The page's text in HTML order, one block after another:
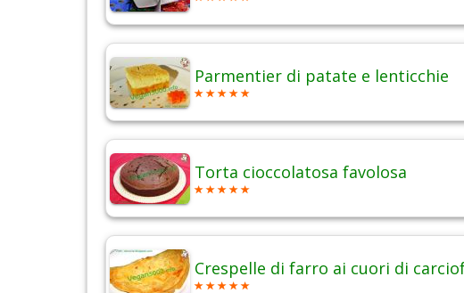
Parmentier di patate e lenticchie
Torta cioccolatosa favolosa
Crespelle di farro ai cuori di